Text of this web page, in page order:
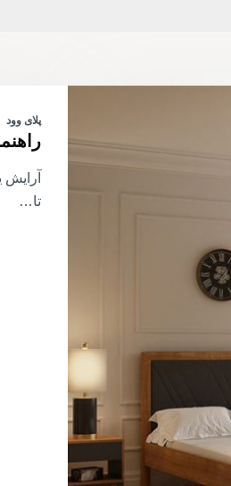
پلای وود
تا…